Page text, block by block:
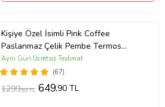
Kişiye Özel İsimli Pink Coffee
Paslanmaz Çelik Pembe Termos
Bardak
(67)
Aynı Gün Ücretsiz Teslimat
1299,90 TL 649,90 TL